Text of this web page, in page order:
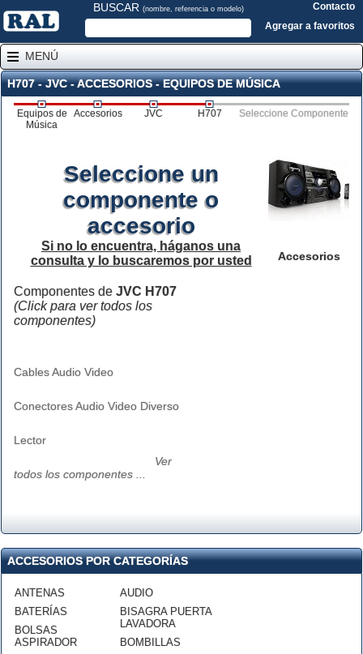
BUSCAR (nombre, referencia o modelo)
Contacto
Agregar a favoritos
MENÚ
H707 - JVC - ACCESORIOS - EQUIPOS DE MÚSICA
Equipos de
Música
Accesorios JVC H707 Seleccione Componente
Accesorios
Seleccione un
componente o
accesorio
Si no lo encuentra, háganos una
consulta y lo buscaremos por usted
Componentes de JVC H707
(Click para ver todos los
componentes)
Cables Audio Video
Conectores Audio Video Diverso
Lector
Ver
todos los componentes ...
ACCESORIOS POR CATEGORÍAS
ANTENAS
BATERÍAS
BOLSAS
ASPIRADOR
AUDIO
BISAGRA PUERTA
LAVADORA
BOMBILLAS